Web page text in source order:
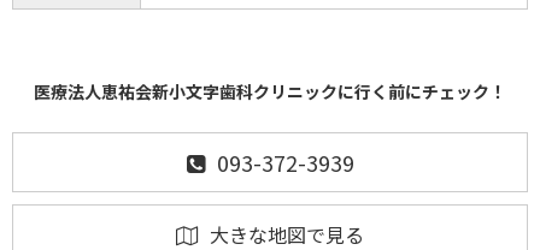
医療法人恵祐会新小文字歯科クリニックに行く前にチェック！
093-372-3939
大きな地図で見る